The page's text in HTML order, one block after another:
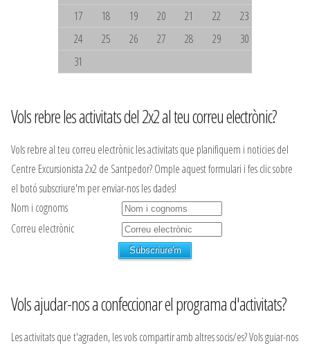
17
18 19 20 21 22
23
24
25 26 27 28 29
30
31
Vols rebre les activitats del 2x2 al teu correu electrònic?
Vols rebre al teu correu electrònic les activitats que planifiquem i noticies del
Centre Excursionista 2x2 de Santpedor? Omple aquest formulari i fes clic sobre
el botó subscriure'm per enviar-nos les dades!
Nom i cognoms
Correu electrònic
Vols ajudar-nos a confeccionar el programa d'activitats?
Les activitats que t'agraden, les vols compartir amb altres socis/es? Vols guiar-nos